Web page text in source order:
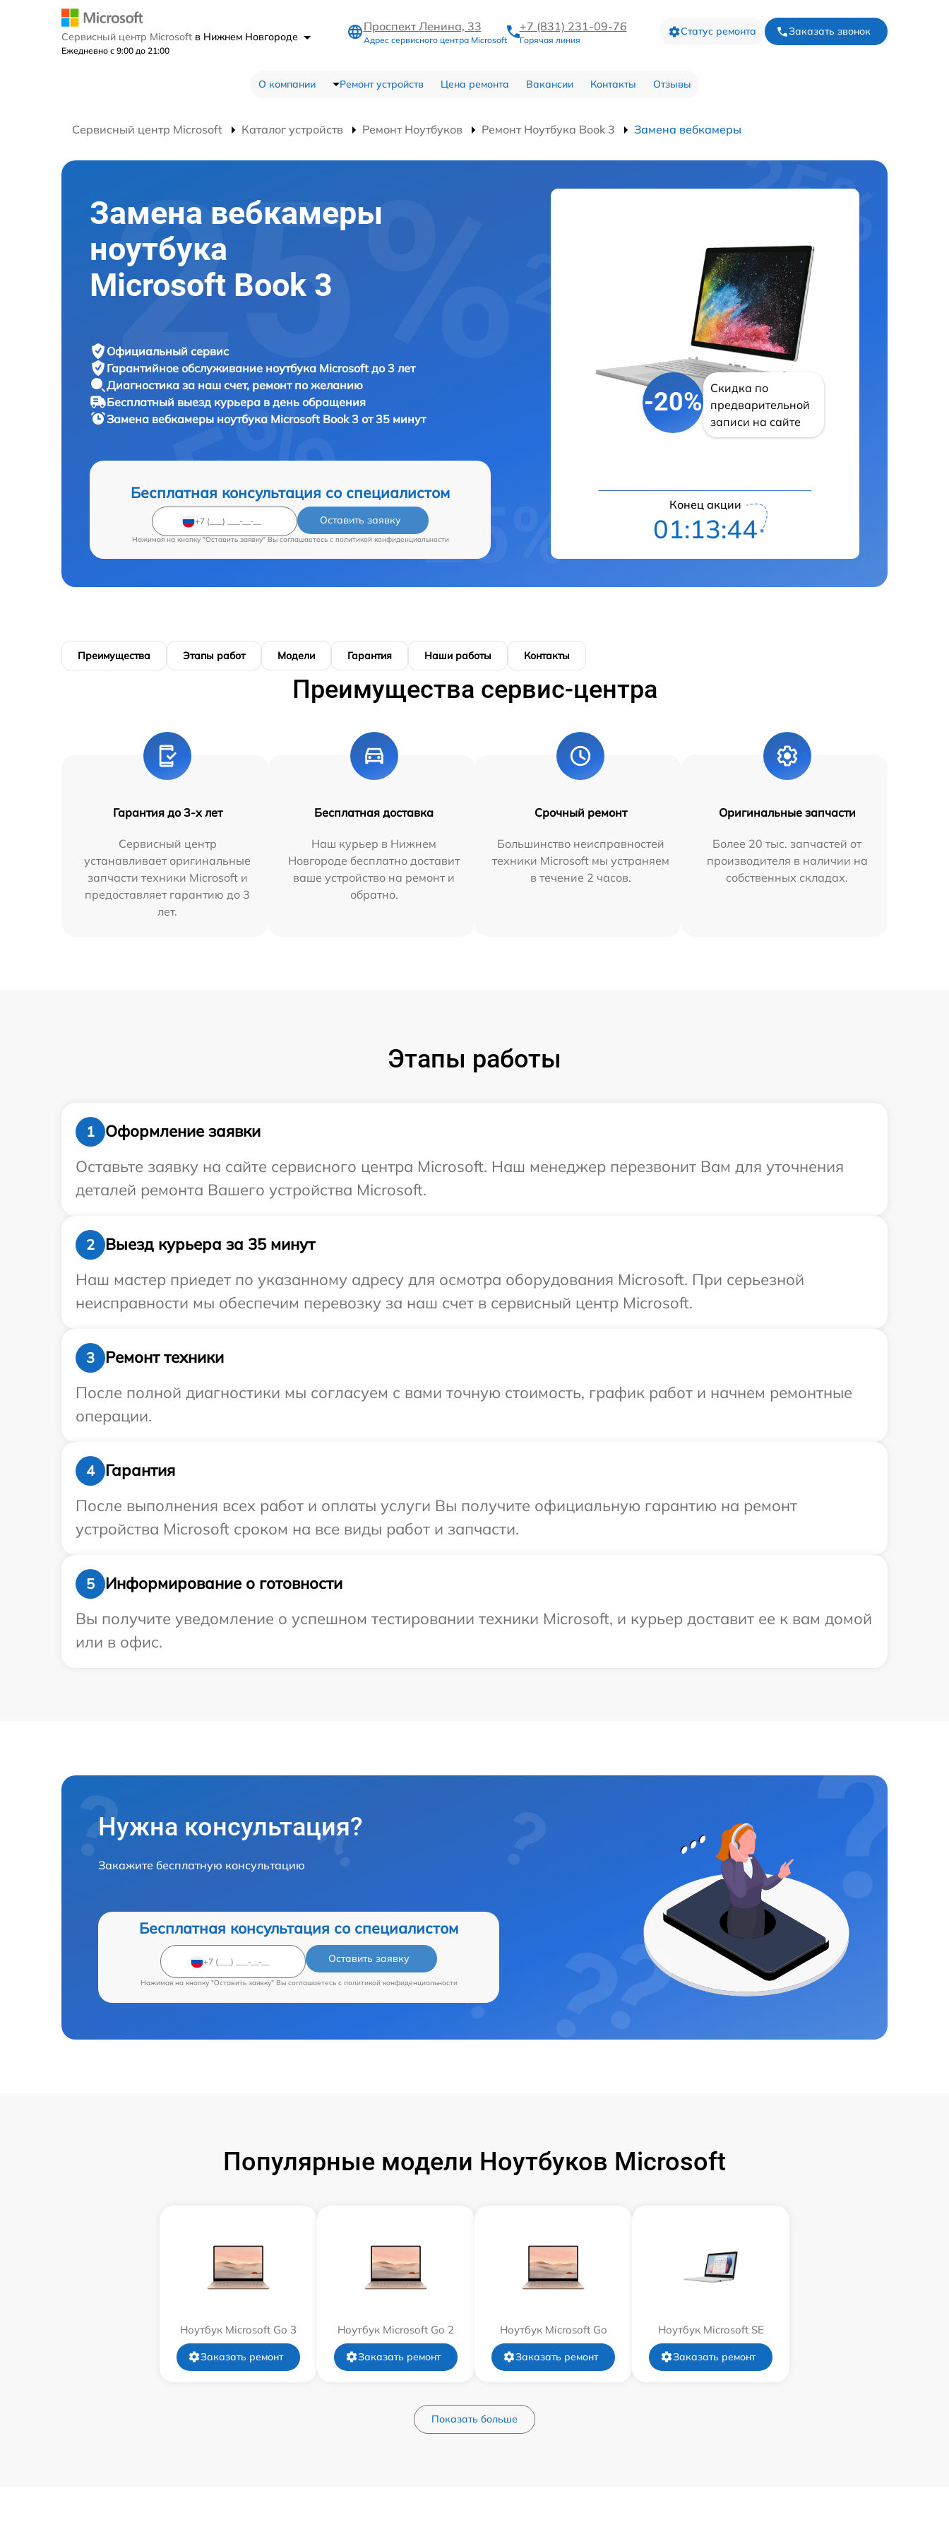
Сервисный центр Microsoft в Нижнем Новгороде
Ежедневно с 9:00 до 21:00
Проспект Ленина, 33
Адрес сервисного центра Microsoft
+7 (831) 231-09-76
Горячая линия
Статус ремонта Заказать звонок
О компании Ремонт устройств Цена ремонта Вакансии Контакты Отзывы
Сервисный центр Microsoft Каталог устройств Ремонт Ноутбуков Ремонт Ноутбука Book 3 Замена вебкамеры
Замена вебкамеры
ноутбука
Microsoft Book 3
Официальный сервис
Гарантийное обслуживание ноутбука Microsoft до 3 лет
Диагностика за наш счет, ремонт по желанию
Бесплатный выезд курьера в день обращения
Замена вебкамеры ноутбука Microsoft Book 3 от 35 минут
Бесплатная консультация со специалистом
Оставить заявку
Нажимая на кнопку "Оставить заявку" Вы соглашаетесь c политикой конфиденциальности
-20%
Скидка по
предварительной
записи на сайте
Конец акции
01:13:43
Преимущества Этапы работ Модели Гарантия Наши работы Контакты
Преимущества сервис-центра
Гарантия до 3-х лет
Сервисный центр
устанавливает оригинальные
запчасти техники Microsoft и
предоставляет гарантию до 3
лет.
Бесплатная доставка
Наш курьер в Нижнем
Новгороде бесплатно доставит
ваше устройство на ремонт и
обратно.
Срочный ремонт
Большинство неисправностей
техники Microsoft мы устраняем
в течение 2 часов.
Оригинальные запчасти
Более 20 тыс. запчастей от
производителя в наличии на
собственных складах.
Этапы работы
1
Оформление заявки
Оставьте заявку на сайте сервисного центра Microsoft. Наш менеджер перезвонит Вам для уточнения
деталей ремонта Вашего устройства Microsoft.
2
Выезд курьера за 35 минут
Наш мастер приедет по указанному адресу для осмотра оборудования Microsoft. При серьезной
неисправности мы обеспечим перевозку за наш счет в сервисный центр Microsoft.
3
Ремонт техники
После полной диагностики мы согласуем с вами точную стоимость, график работ и начнем ремонтные
операции.
4
Гарантия
После выполнения всех работ и оплаты услуги Вы получите официальную гарантию на ремонт
устройства Microsoft сроком на все виды работ и запчасти.
5
Информирование о готовности
Вы получите уведомление о успешном тестировании техники Microsoft, и курьер доставит ее к вам домой
или в офис.
Нужна консультация?
Закажите бесплатную консультацию
Бесплатная консультация со специалистом
Оставить заявку
Нажимая на кнопку "Оставить заявку" Вы соглашаетесь c политикой конфиденциальности
Популярные модели Ноутбуков Microsoft
Ноутбук Microsoft Go 3
Заказать ремонт
Ноутбук Microsoft Go 2
Заказать ремонт
Ноутбук Microsoft Go
Заказать ремонт
Ноутбук Microsoft SE
Заказать ремонт
Показать больше